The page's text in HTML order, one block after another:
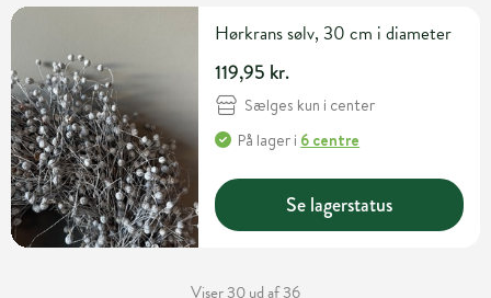
Hørkrans sølv, 30 cm i diameter
119,95 kr.
Sælges kun i center
På lager i 6 centre
Se lagerstatus
Viser 30 ud af 36